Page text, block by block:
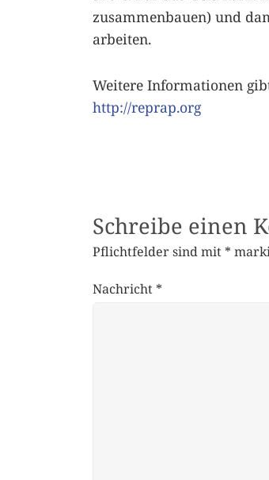
zusammenbauen) und
arbeiten.
Weitere Informationen
http://reprap.org
Schreibe einen
Pflichtfelder sind mit *
Nachricht *